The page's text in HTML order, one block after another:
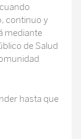
cuando
continuo y
mediante
de Salud
hasta que